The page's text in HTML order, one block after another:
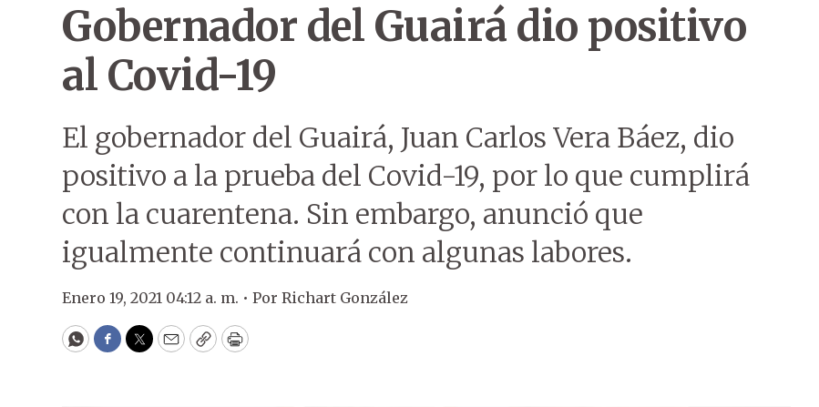
Gobernador del Guairá dio positivo
al Covid-19
El gobernador del Guairá, Juan Carlos Vera Báez, dio
positivo a la prueba del Covid-19, por lo que cumplirá
con la cuarentena. Sin embargo, anunció que
igualmente continuará con algunas labores.
Enero 19, 2021 04:12 a. m. • Por Richart González
WhatsApp
Facebook
Twitter
EmailCopyPrint